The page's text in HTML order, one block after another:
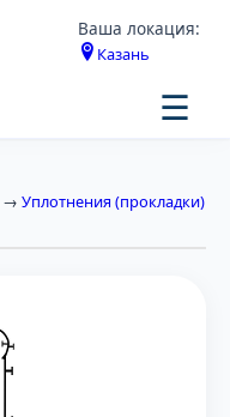
Ваша локация:
Казань
☰
→ Уплотнения (прокладки)